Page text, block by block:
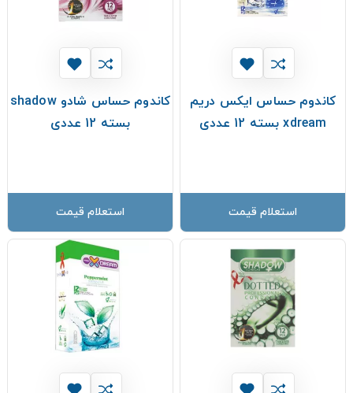
کاندوم حساس ایکس دریم
xdream بسته 12 عددی
استعلام قیمت
کاندوم حساس شادو shadow
بسته 12 عددی
استعلام قیمت